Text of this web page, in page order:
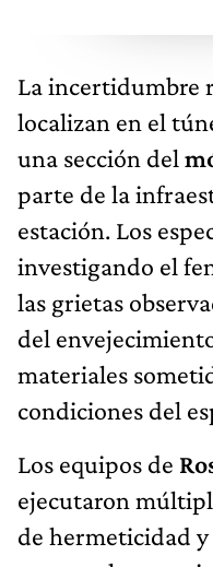
La incertidumbre
localizan en el
una sección del
parte de la
estación. Los
investigando el
las grietas
del
materiales
condiciones del
Los equipos de
ejecutaron
de hermeticidad